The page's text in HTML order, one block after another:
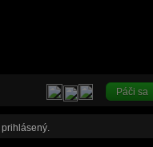
Páči sa
prihlásený.